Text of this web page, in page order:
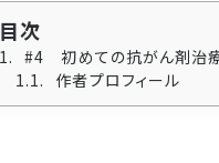
目次
#4 初めての抗がん剤治療
作者プロフィール